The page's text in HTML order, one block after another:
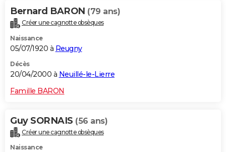
Bernard BARON (79 ans)
Créer une cagnotte obsèques
Naissance
05/07/1920 à Reugny
Décès
20/04/2000 à Neuillé-le-Lierre
Famille BARON
Guy SORNAIS (56 ans)
Créer une cagnotte obsèques
Naissance